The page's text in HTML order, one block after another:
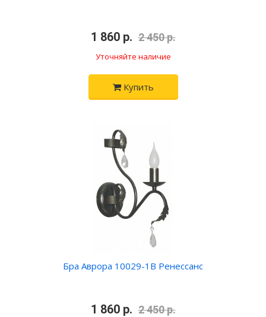
1 860 р. 2 450 р.
Уточняйте наличие
Купить
Бра Аврора 10029-1B Ренессанс
1 860 р. 2 450 р.